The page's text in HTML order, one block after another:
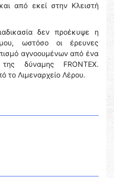
από εκεί στην Κλειστή
δεν προέκυψε η
ωστόσο οι έρευνες
αγνοουμένων από ένα
δύναμης FRONTEX.
το Λιμεναρχείο Λέρου.